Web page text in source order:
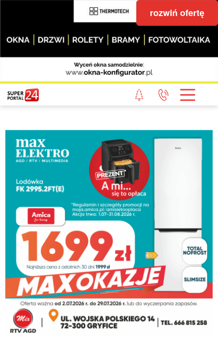
rozwiń ofertę